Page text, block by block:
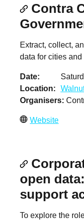
Contra
Extract, collect,
data for cities
Date
Location
Organisers
Website
open
support
To explore the